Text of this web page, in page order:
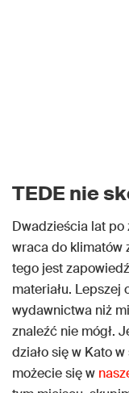
TEDE nie
Dwadzieścia lat
wraca do klimatów
tego jest
materiału. Lepszej
wydawnictwa niż
znaleźć nie mógł.
działo się w Kato
możecie się w